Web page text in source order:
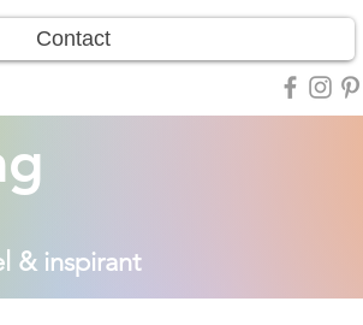
Contact
& inspirant